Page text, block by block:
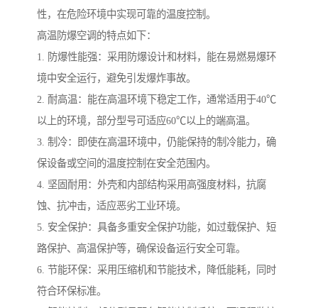
性，在危险环境中实现可靠的温度控制。
高温防爆空调的特点如下：
1. 防爆性能强：采用防爆设计和材料，能在易燃易爆环
境中安全运行，避免引发爆炸事故。
2. 耐高温：能在高温环境下稳定工作，通常适用于40℃
以上的环境，部分型号可适应60℃以上的端高温。
3. 制冷：即使在高温环境中，仍能保持的制冷能力，确
保设备或空间的温度控制在安全范围内。
4. 坚固耐用：外壳和内部结构采用高强度材料，抗腐
蚀、抗冲击，适应恶劣工业环境。
5. 安全保护：具备多重安全保护功能，如过载保护、短
路保护、高温保护等，确保设备运行安全可靠。
6. 节能环保：采用压缩机和节能技术，降低能耗，同时
符合环保标准。